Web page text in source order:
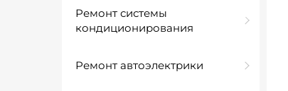
Ремонт системы
кондиционирования
Ремонт автоэлектрики